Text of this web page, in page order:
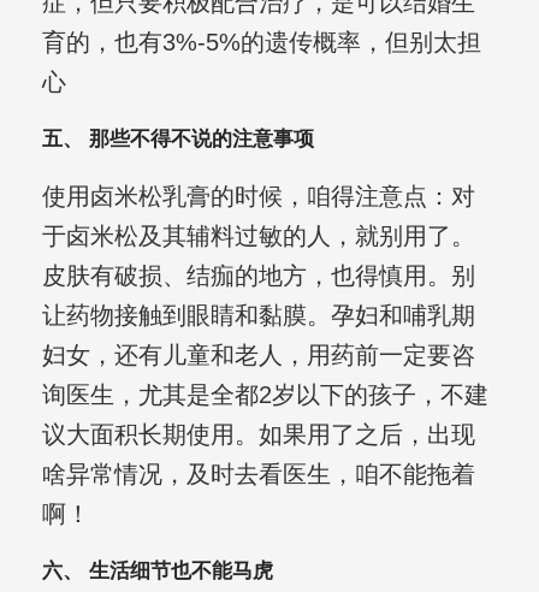
育的，也有3%-5%的遗传概率，但别太担
心
五、 那些不得不说的注意事项
使用卤米松乳膏的时候，咱得注意点：对
于卤米松及其辅料过敏的人，就别用了。
皮肤有破损、结痂的地方，也得慎用。别
让药物接触到眼睛和黏膜。孕妇和哺乳期
妇女，还有儿童和老人，用药前一定要咨
询医生，尤其是全都2岁以下的孩子，不建
议大面积长期使用。如果用了之后，出现
啥异常情况，及时去看医生，咱不能拖着
啊！
六、 生活细节也不能马虎